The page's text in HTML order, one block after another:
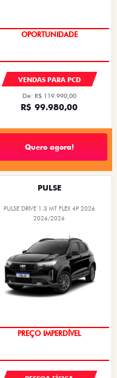
OPORTUNIDADE
VENDAS PARA PCD
De: R$ 119.990,00
R$ 99.980,00
Quero agora!
PULSE
PULSE DRIVE 1.3 MT FLEX 4P 2026
2026/2026
PREÇO IMPERDÍVEL